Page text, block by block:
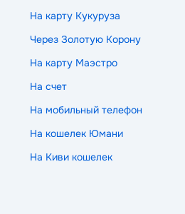
На карту Кукуруза
Через Золотую Корону
На карту Маэстро
На счет
На мобильный телефон
На кошелек Юмани
На Киви кошелек